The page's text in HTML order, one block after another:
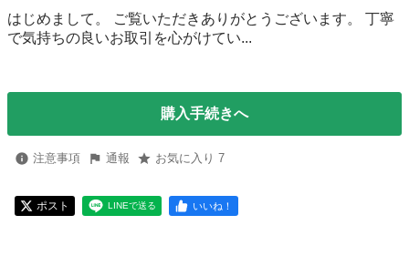
はじめまして。 ご覧いただきありがとうございます。 丁寧
で気持ちの良いお取引を心がけてい...
購入手続きへ
注意事項 通報 お気に入り 7
ポスト LINEで送る いいね！